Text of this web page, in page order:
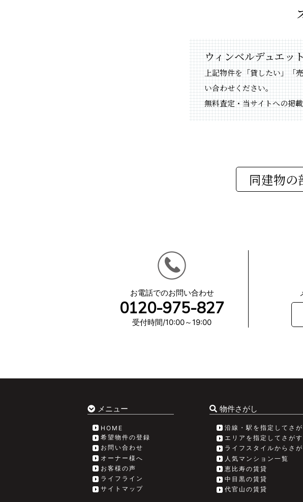
ウィンベルデュエッ
上記物件を「貸したい」「
い合わせください。
無料査定・当サイトへの掲
同建物の
お電話でのお問い合わせ
0120-975-827
受付時間/10:00～19:00
メニュー
HOME
希望物件の登録
お問い合わせ
オーナー様へ
お客様の声
ライフライン
サイトマップ
物件さがし
沿線・駅を指定してさ
エリアを指定してさがす
ライフスタイルからさ
人気マンション一覧
恵比寿の賃貸
中目黒の賃貸
代官山の賃貸